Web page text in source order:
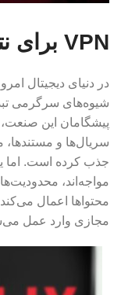
VPN برای نتفلیکس
در دنیای دیجیتال
شیوه‌های سرگرمی
پیشگامان این صنعت،
سریال‌ها و مستندها،
جذب کرده است. اما
مواجه‌اند،
مجازی وارد عمل